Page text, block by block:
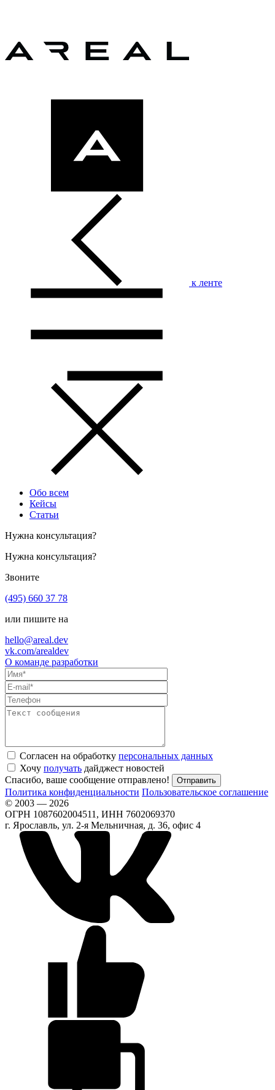
к ленте
Обо всем
Кейсы
Статьи
Нужна консультация?
Нужна консультация?
Звоните
(495) 660 37 78
или пишите на
hello@areal.dev
vk.com/arealdev
О команде разработки
Согласен на обработку персональных данных
Хочу получать дайджест новостей
Спасибо, ваше сообщение отправлено!
Политика конфиденциальности Пользовательское соглашение
© 2003 — 2026
ОГРН 1087602004511, ИНН 7602069370
г. Ярославль, ул. 2-я Мельничная, д. 36, офис 4